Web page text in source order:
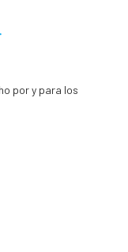
por y para los